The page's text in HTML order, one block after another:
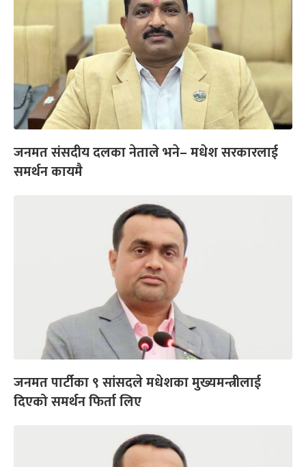
जनमत संसदीय दलका नेताले भने– मधेश सरकारलाई
समर्थन कायमै
जनमत पार्टीका ९ सांसदले मधेशका मुख्यमन्त्रीलाई
दिएको समर्थन फिर्ता लिए